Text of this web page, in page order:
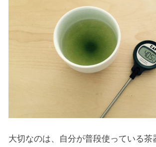
大切なのは、自分が普段使っている茶